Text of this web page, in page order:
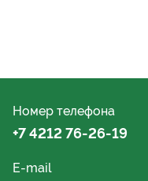
Номер телефона
+7 4212 76-26-19
E-mail